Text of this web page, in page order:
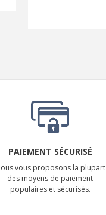
PAIEMENT SÉCURISÉ
vous proposons la plupart
des moyens de paiement
populaires et sécurisés.